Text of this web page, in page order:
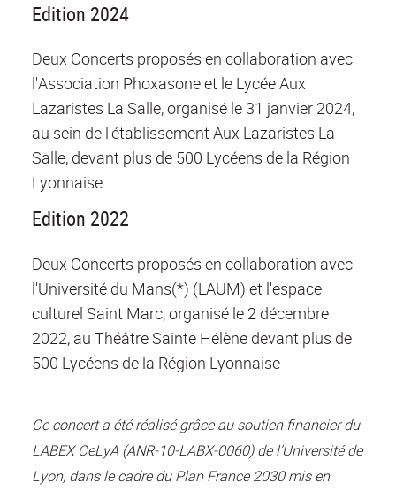
Edition 2024
Deux Concerts proposés en collaboration avec
l'Association Phoxasone et le Lycée Aux
Lazaristes La Salle, organisé le 31 janvier 2024,
au sein de l'établissement Aux Lazaristes La
Salle, devant plus de 500 Lycéens de la Région
Lyonnaise
Edition 2022
Deux Concerts proposés en collaboration avec
l'Université du Mans(*) (LAUM) et l'espace
culturel Saint Marc, organisé le 2 décembre
2022, au Théâtre Sainte Hélène devant plus de
500 Lycéens de la Région Lyonnaise
Ce concert a été réalisé grâce au soutien financier du
LABEX CeLyA (ANR-10-LABX-0060) de l’Université de
Lyon, dans le cadre du Plan France 2030 mis en